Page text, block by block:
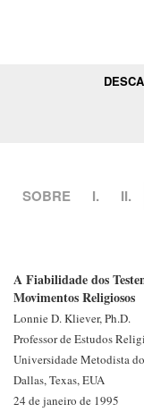
SOBRE I. II.
A Fiabilidade dos
Movimentos Religiosos
Lonnie D. Kliever, Ph.D.
Professor de Estudos
Universidade Metodista
Dallas, Texas, EUA
24 de janeiro de 1995